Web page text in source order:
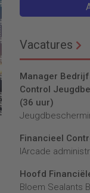
Vacatures
Manager
Control
(36 uur)
Financieel
lArcade
Hoofd
Bloem Sealants